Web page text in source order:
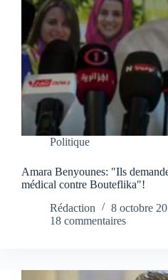
Politique
Amara Benyounes: "Ils
médical contre Bouteflika"!
Rédaction
8 octobre
18 commentaires